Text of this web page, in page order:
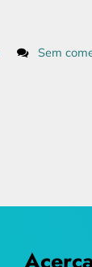
Sem